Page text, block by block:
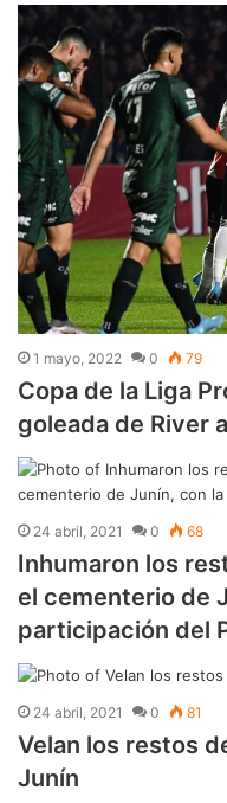
1 mayo, 2022 0 79
Copa de la Liga
goleada de River
24 abril, 2021 0 68
Inhumaron los
el cementerio de
participación del
24 abril, 2021 0 81
Velan los restos
Junín